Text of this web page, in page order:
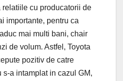
cu producatorii de
importante, pentru ca
mai multi bani, chair
de volum. Astfel, Toyota
pozitiv de catre
s-a intamplat in cazul GM,